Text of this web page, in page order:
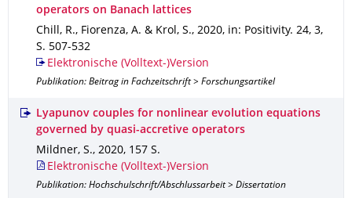
operators on Banach lattices
Chill, R., Fiorenza, A. & Krol, S., 2020, in: Positivity. 24, 3,
S. 507-532
Elektronische (Volltext-)Version
Publikation: Beitrag in Fachzeitschrift > Forschungsartikel
Lyapunov couples for nonlinear evolution equations
governed by quasi-accretive operators
Mildner, S., 2020, 157 S.
Elektronische (Volltext-)Version
Publikation: Hochschulschrift/Abschlussarbeit > Dissertation